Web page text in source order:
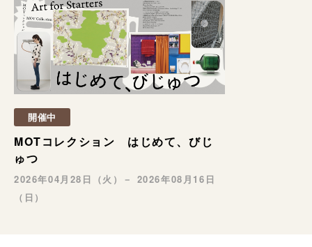
開催中
MOTコレクション はじめて、びじ
ゅつ
2026年04月28日（火）－ 2026年08月16日
（日）